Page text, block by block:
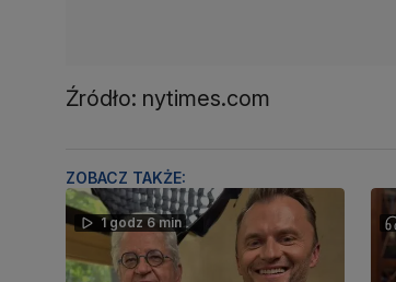
Źródło: nytimes.com
ZOBACZ TAKŻE:
1 godz 6 min